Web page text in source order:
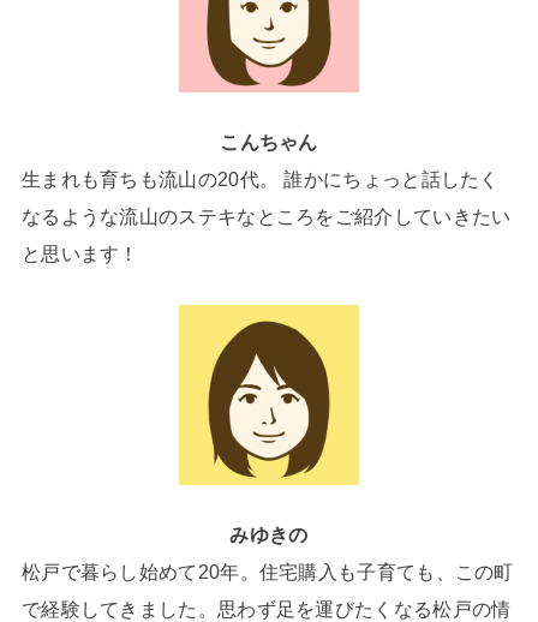
こんちゃん
生まれも育ちも流山の20代。 誰かにちょっと話したく
なるような流山のステキなところをご紹介していきたい
と思います！
みゆきの
松戸で暮らし始めて20年。住宅購入も子育ても、この町
で経験してきました。思わず足を運びたくなる松戸の情